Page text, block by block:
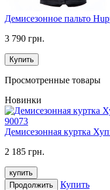
Демисезонное пальто
3 790 грн.
Купить
Просмотренные товары
Новинки
Демисезонная куртка
2 185 грн.
купить
Продолжить
Купить